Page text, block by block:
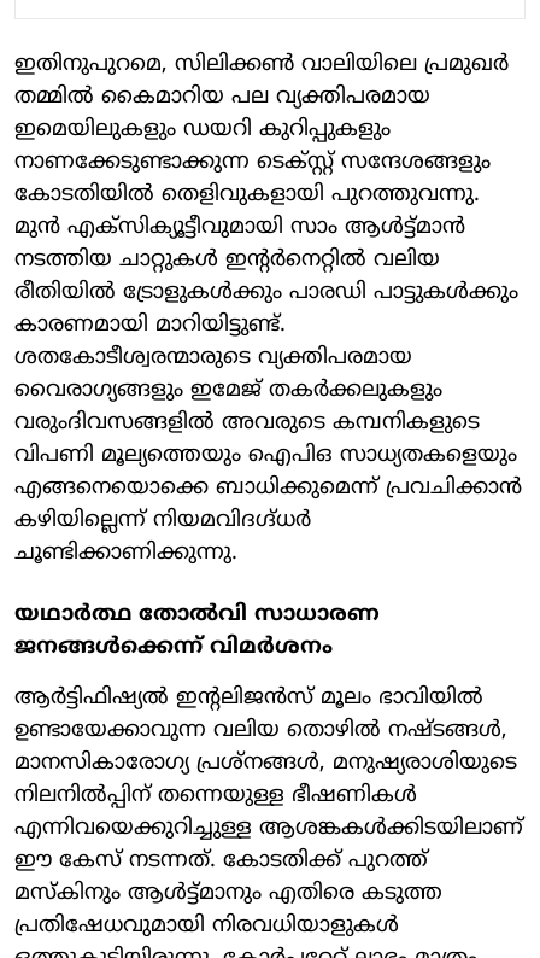
ഇതിനുപുറമെ, സിലിക്കൺ വാലിയിലെ പ്രമുഖർ
തമ്മിൽ കൈമാറിയ പല വ്യക്തിപരമായ
ഇമെയിലുകളും ഡയറി കുറിപ്പുകളും
നാണക്കേടുണ്ടാക്കുന്ന ടെക്സ്റ്റ് സന്ദേശങ്ങളും
കോടതിയിൽ തെളിവുകളായി പുറത്തുവന്നു.
മുൻ എക്സിക്യൂട്ടീവുമായി സാം ആൾട്ട്മാൻ
നടത്തിയ ചാറ്റുകൾ ഇന്റർനെറ്റിൽ വലിയ
രീതിയിൽ ട്രോളുകൾക്കും പാരഡി പാട്ടുകൾക്കും
കാരണമായി മാറിയിട്ടുണ്ട്.
ശതകോടീശ്വരന്മാരുടെ വ്യക്തിപരമായ
വൈരാഗ്യങ്ങളും ഇമേജ് തകർക്കലുകളും
വരുംദിവസങ്ങളിൽ അവരുടെ കമ്പനികളുടെ
വിപണി മൂല്യത്തെയും ഐപിഒ സാധ്യതകളെയും
എങ്ങനെയൊക്കെ ബാധിക്കുമെന്ന് പ്രവചിക്കാൻ
കഴിയില്ലെന്ന് നിയമവിദഗ്ദ്ധർ
ചൂണ്ടിക്കാണിക്കുന്നു.
യഥാർത്ഥ തോൽവി സാധാരണ
ജനങ്ങൾക്കെന്ന് വിമർശനം
ആർട്ടിഫിഷ്യൽ ഇന്റലിജൻസ് മൂലം ഭാവിയിൽ
ഉണ്ടായേക്കാവുന്ന വലിയ തൊഴിൽ നഷ്ടങ്ങൾ,
മാനസികാരോഗ്യ പ്രശ്നങ്ങൾ, മനുഷ്യരാശിയുടെ
നിലനിൽപ്പിന് തന്നെയുള്ള ഭീഷണികൾ
എന്നിവയെക്കുറിച്ചുള്ള ആശങ്കകൾക്കിടയിലാണ്
ഈ കേസ് നടന്നത്. കോടതിക്ക് പുറത്ത്
മസ്കിനും ആൾട്ട്മാനും എതിരെ കടുത്ത
പ്രതിഷേധവുമായി നിരവധിയാളുകൾ